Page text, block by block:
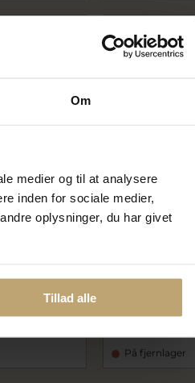
Om
medier og til at analysere
inden for sociale medier,
oplysninger, du har givet
Tillad alle
SALE
DKNY City
gulddoublé
På fjernlager